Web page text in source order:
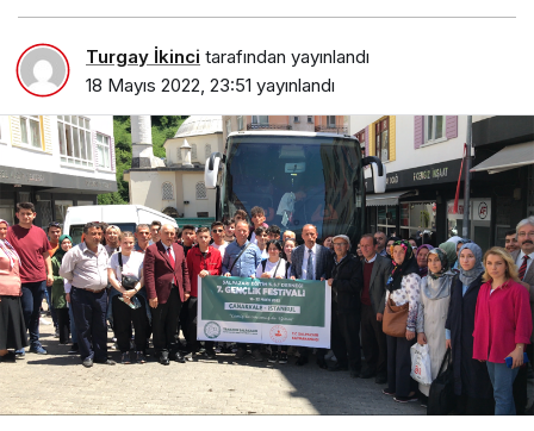
Turgay İkinci tarafından yayınlandı
18 Mayıs 2022, 23:51 yayınlandı